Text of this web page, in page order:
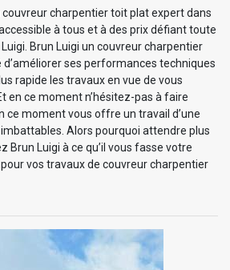
couvreur charpentier toit plat expert dans
à tous et à des prix défiant toute
Brun Luigi un couvreur charpentier
ses performances techniques
rapide les travaux en vue de vous
en ce moment n’hésitez-pas à faire
ce moment vous offre un travail d’une
Alors pourquoi attendre plus
Brun Luigi à ce qu’il vous fasse votre
vos travaux de couvreur charpentier